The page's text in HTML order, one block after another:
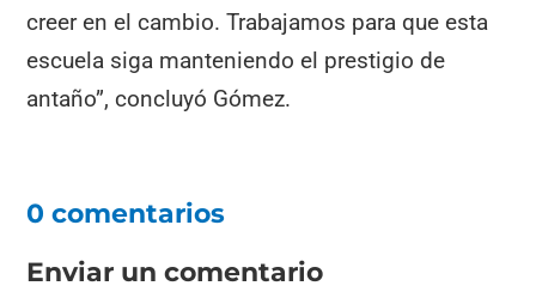
creer en el cambio. Trabajamos para que esta
escuela siga manteniendo el prestigio de
antaño”, concluyó Gómez.
0 comentarios
Enviar un comentario